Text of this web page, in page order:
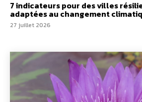
7 indicateurs pour des villes
adaptées au changement
27 juillet 2026